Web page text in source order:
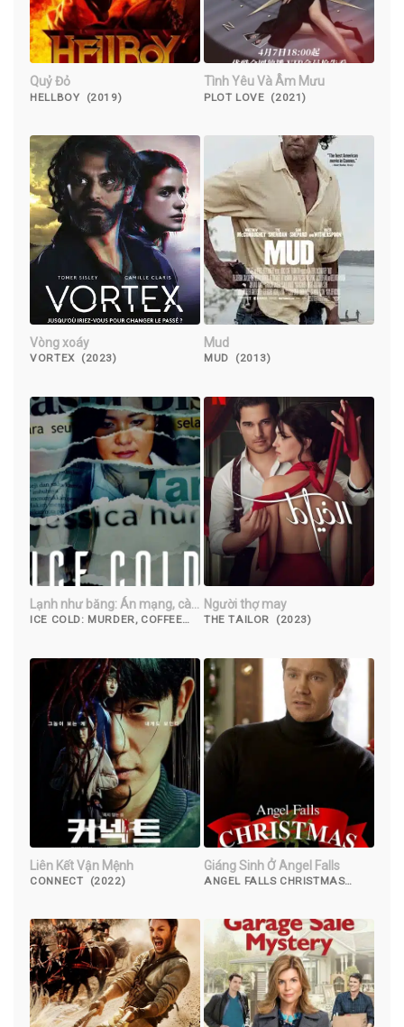
Quỷ Đỏ
HELLBOY (2019)
Tình Yêu Và Âm Mưu
PLOT LOVE (2021)
Vòng xoáy
VORTEX (2023)
Mud
MUD (2013)
Lạnh như băng: Án mạng, cà
phê và Jessica Wongso
ICE COLD: MURDER, COFFEE
Người thợ may
THE TAILOR (2023)
Liên Kết Vận Mệnh
CONNECT (2022)
Giáng Sinh Ở Angel Falls
ANGEL FALLS CHRISTMAS